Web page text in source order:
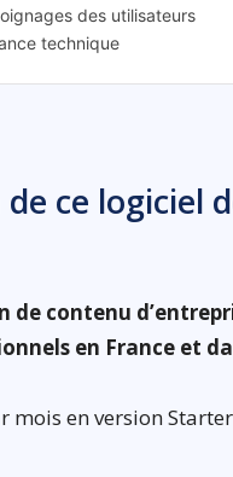
des utilisateurs
technique
ce logiciel
de contenu
en France et
mois en version